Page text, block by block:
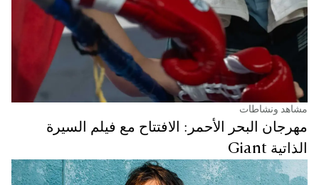
مشاهد ونشاطات
مهرجان البحر الأحمر: الافتتاح مع فيلم السيرة
الذاتية Giant